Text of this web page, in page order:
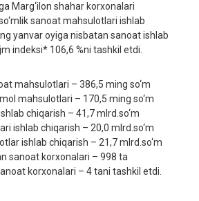
Marg‘ilon shahar korxonalari
sanoat mahsulotlari ishlab
yanvar oyiga nisbatan sanoat ishlab
indeksi* 106,6 %ni tashkil etdi.
mahsulotlari – 386,5 ming so‘m
mahsulotlari – 170,5 ming so‘m
chiqarish – 41,7 mlrd.so‘m
ishlab chiqarish – 20,0 mlrd.so‘m
ishlab chiqarish – 21,7 mlrd.so‘m
sanoat korxonalari – 998 ta
korxonalari – 4 tani tashkil etdi.